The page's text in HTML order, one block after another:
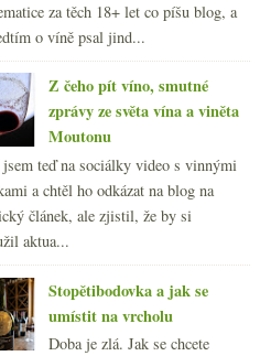
za těch 18+ let co píšu blog, a
o víně psal jind...
Z čeho pít víno, smutné
zprávy ze světa vína a viněta
Moutonu
teď na sociálky video s vinnými
a chtěl ho odkázat na blog na
článek, ale zjistil, že by si
aktua...
Stopětibodovka a jak se
umístit na vrcholu
Doba je zlá. Jak se chcete